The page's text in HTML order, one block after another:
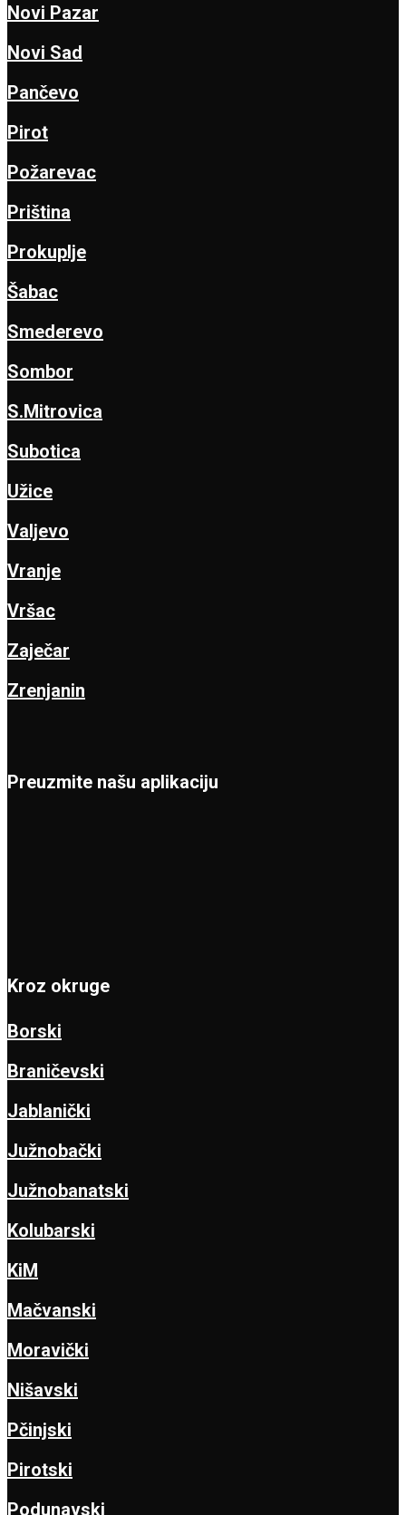
Novi Pazar
Novi Sad
Pančevo
Pirot
Požarevac
Priština
Prokuplje
Šabac
Smederevo
Sombor
S.Mitrovica
Subotica
Užice
Valjevo
Vranje
Vršac
Zaječar
Zrenjanin
Preuzmite našu aplikaciju
Kroz okruge
Borski
Braničevski
Jablanički
Južnobački
Južnobanatski
Kolubarski
KiM
Mačvanski
Moravički
Nišavski
Pčinjski
Pirotski
Podunavski